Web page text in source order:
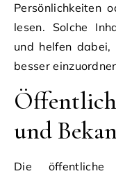
Persönlichkeiten
lesen. Solche
und helfen
besser
und
Die öffentliche